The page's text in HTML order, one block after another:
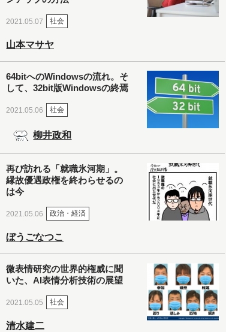
2021.05.07 社会
山本マサヤ
64bitへのWindowsの流れ。そ
して、32bit版Windowsの終焉
2021.05.06 社会
柳井政和
再び訪れる「就職氷河期」。
縁故優遇政権を終わらせるの
は今
2021.05.06 政治・経済
ぼうごなつこ
微表情研究の世界的権威に聞
いた、AI表情分析技術の展望
2021.05.05 社会
清水建二